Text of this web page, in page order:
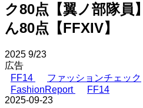
ク80点【翼ノ部隊員
ん80点【FFXIV】
2025 9/23
広告
FF14
ファッションチェック
FashionReport
FF14
2025-09-23